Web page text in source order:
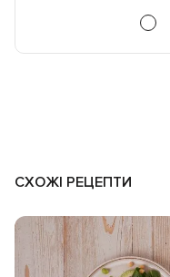
СХОЖІ РЕЦЕПТИ